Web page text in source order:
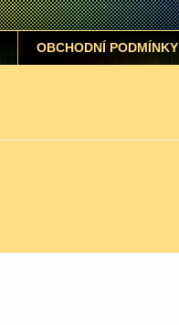
OBCHODNÍ PODMÍNKY